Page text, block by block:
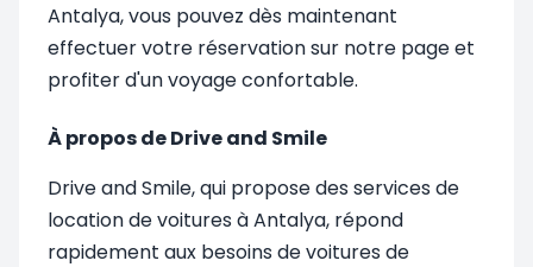
Antalya, vous pouvez dès maintenant
effectuer votre réservation sur notre page et
profiter d'un voyage confortable.
À propos de Drive and Smile
Drive and Smile, qui propose des services de
location de voitures à Antalya, répond
rapidement aux besoins de voitures de